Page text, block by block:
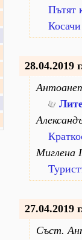
Пътят
Косачи
28.04.2019
Миглена
27.04.2019
Съст.